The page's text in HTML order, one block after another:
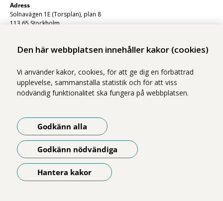
Den här webbplatsen innehåller kakor (cookies)
Vi använder kakor, cookies, för att ge dig en förbättrad
upplevelse, sammanställa statistik och för att viss
nödvändig funktionalitet ska fungera på webbplatsen.
Godkänn alla
Godkänn nödvändiga
Hantera kakor
Adress
Solnavägen 1E (Torsplan), plan 8
113 65 Stockholm
Vi ingår i Stockholms läns sjukvårdsområde som erbjuder hälso- och
sjukvård i Region Stockholms regi.
Om webbplatsen
Tillgänglighetsredogörelse